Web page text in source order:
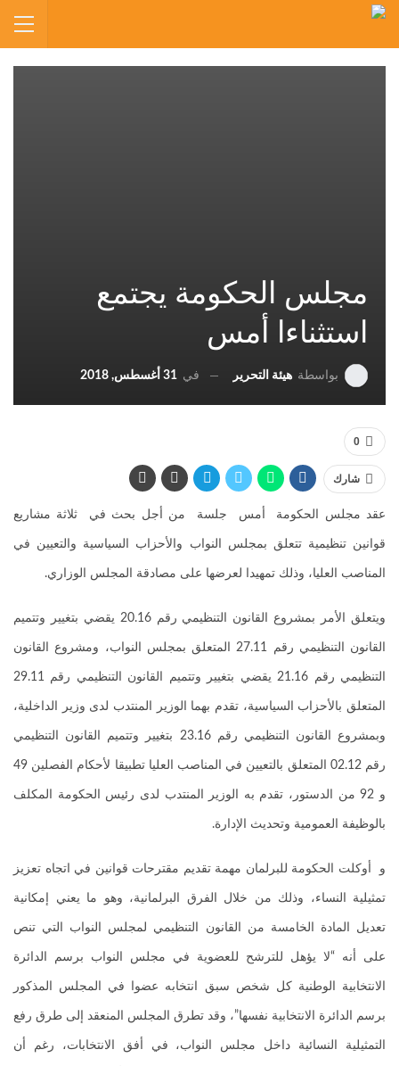
مجلس الحكومة يجتمع
استثناءا أمس
بواسطة هيئة التحرير في 31 أغسطس, 2018
0
شارك
عقد مجلس الحكومة أمس جلسة من أجل بحث في ثلاثة مشاريع
قوانين تنظيمية تتعلق بمجلس النواب والأحزاب السياسية والتعيين في
المناصب العليا، وذلك تمهيدا لعرضها على مصادقة المجلس الوزاري.
ويتعلق الأمر بمشروع القانون التنظيمي رقم 20.16 يقضي بتغيير وتتميم
القانون التنظيمي رقم 27.11 المتعلق بمجلس النواب، ومشروع القانون
التنظيمي رقم 21.16 يقضي بتغيير وتتميم القانون التنظيمي رقم 29.11
المتعلق بالأحزاب السياسية، تقدم بهما الوزير المنتدب لدى وزير الداخلية،
وبمشروع القانون التنظيمي رقم 23.16 بتغيير وتتميم القانون التنظيمي
رقم 02.12 المتعلق بالتعيين في المناصب العليا تطبيقا لأحكام الفصلين 49
و 92 من الدستور، تقدم به الوزير المنتدب لدى رئيس الحكومة المكلف
بالوظيفة العمومية وتحديث الإدارة.
و أوكلت الحكومة للبرلمان مهمة تقديم مقترحات قوانين في اتجاه تعزيز
تمثيلية النساء، وذلك من خلال الفرق البرلمانية، وهو ما يعني إمكانية
تعديل المادة الخامسة من القانون التنظيمي لمجلس النواب التي تنص
على أنه “لا يؤهل للترشح للعضوية في مجلس النواب برسم الدائرة
الانتخابية الوطنية كل شخص سبق انتخابه عضوا في المجلس المذكور
برسم الدائرة الانتخابية نفسها”، وقد تطرق المجلس المنعقد إلى طرق رفع
التمثيلية النسائية داخل مجلس النواب، في أفق الانتخابات، رغم أن